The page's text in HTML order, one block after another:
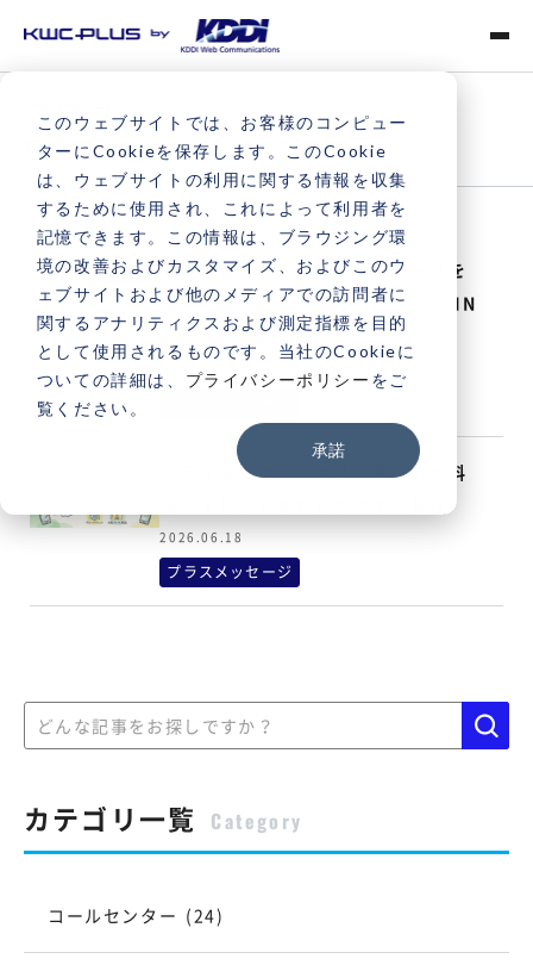
このウェブサイトでは、お客様のコンピュー
ターにCookieを保存します。このCookie
は、ウェブサイトの利用に関する情報を収集
するために使用され、これによって利用者を
記憶できます。この情報は、ブラウジング環
境の改善およびカスタマイズ、およびこのウ
ェブサイトおよび他のメディアでの訪問者に
関するアナリティクスおよび測定指標を目的
として使用されるものです。当社のCookieに
ついての詳細は、 プライバシーポリシー をご
覧ください。
承諾
ブログ
BLOG
【担当者必見】プラスメッセージを
法人で導入する5つのメリット｜LIN
Eとの使い分けは？
2026.06.18
プラスメッセージとは？使い方や料
2026.06.18
プラスメッセージ
カテゴリ一覧 Category
コールセンター (24)